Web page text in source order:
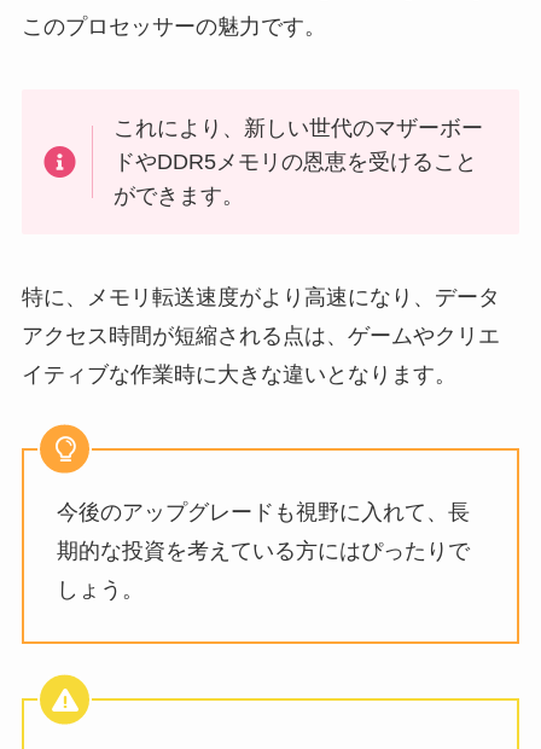
このプロセッサーの魅力です。
これにより、新しい世代のマザーボー
ドやDDR5メモリの恩恵を受けること
ができます。
特に、メモリ転送速度がより高速になり、データ
アクセス時間が短縮される点は、ゲームやクリエ
イティブな作業時に大きな違いとなります。
今後のアップグレードも視野に入れて、長
期的な投資を考えている方にはぴったりで
しょう。